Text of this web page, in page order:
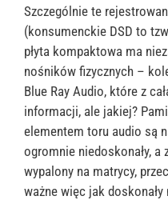
Szczególnie te
(konsumenckie DSD to
płyta kompaktowa ma
nośników fizycznych –
Blue Ray Audio, które z
informacji, ale jakiej?
elementem toru audio są
ogromnie niedoskonały, a
wypalony na matrycy,
ważne więc jak